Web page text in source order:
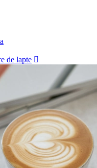
de lapte